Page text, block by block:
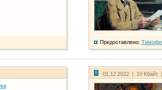
Предоставлено:
01.12.2022 | 10 Кбайт